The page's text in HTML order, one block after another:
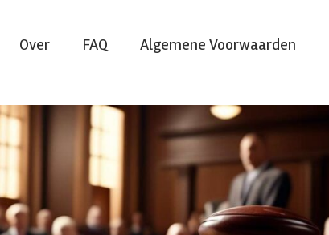
Over FAQ Algemene Voorwaarden